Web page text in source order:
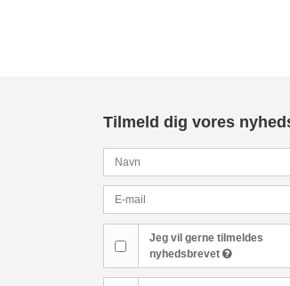
Tilmeld dig vores
Jeg vil gerne tilmeldes
nyhedsbrevet